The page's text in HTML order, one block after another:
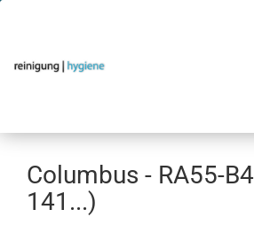
Columbus - RA55-
141...)